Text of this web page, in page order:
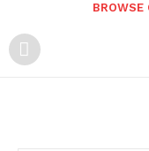
BROWSE